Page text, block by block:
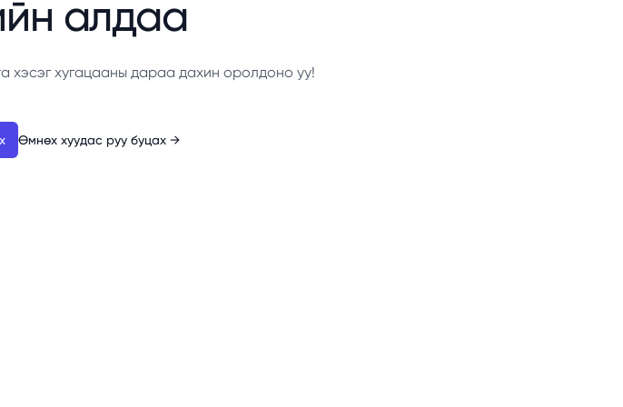
алдаа
хэсэг хугацааны дараа дахин оролдоно уу!
Өмнөх хуудас руу буцах →